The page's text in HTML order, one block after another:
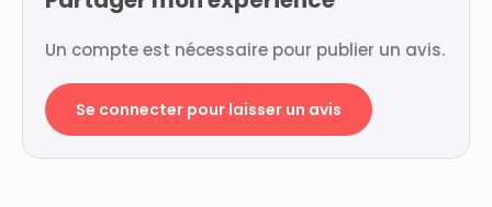
Un compte est nécessaire pour publier un avis.
Se connecter pour laisser un avis